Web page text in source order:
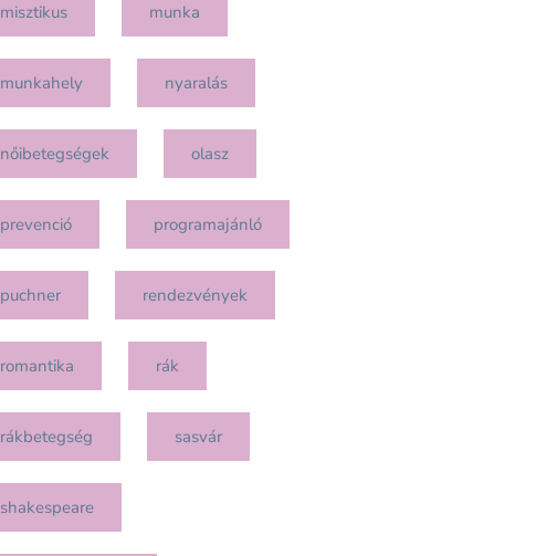
misztikus munka
munkahely nyaralás
nőibetegségek olasz
prevenció programajánló
puchner rendezvények
romantika rák
rákbetegség sasvár
shakespeare